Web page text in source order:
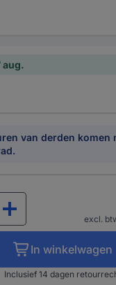
aug.
van derden komen
excl.
In winkelwagen
Inclusief 14 dagen